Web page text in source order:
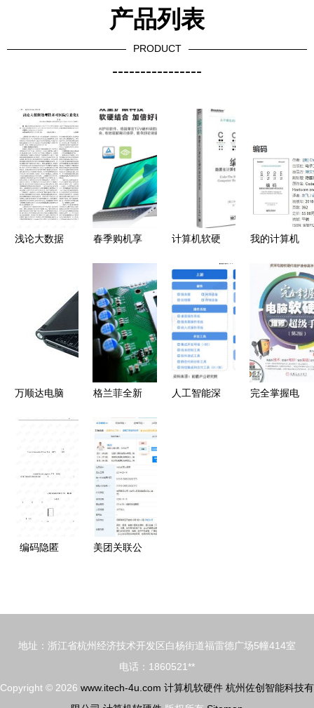
产品列表
PRODUCT
----------------
浅论大数据
春季购机享
踏青出游季
爆品电脑推
荐，数据处
理技术必备
良品
计算机软硬
从价值评估
到风险把控
我的计算机
数据处理技
术的核心收
获与总结
万顺达电脑
修的魅力
格兰菲全新
Arise
GT10C0发
布 28nm制
程，性能逼
近GTX
1050
人工智能深
完全掌握电
编码隐匿
美团关联公
东结构生变
地址：浙江省杭州经济技术开发区白杨街道福雷德广场5幢414室
电话：1860521**
Copyright © 2026 www.itech-4u.com 计算机软硬件 杭州佐创智能科技有